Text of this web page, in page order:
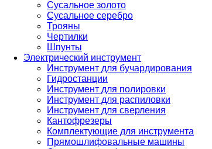
Сусальное золото
Сусальное серебро
Трояны
Чертилки
Шпунты
Электрический инструмент
Инструмент для бучардирования
Гидростанции
Инструмент для полировки
Инструмент для распиловки
Инструмент для сверления
Кантофрезеры
Комплектующие для инструмента
Прямошлифовальные машины